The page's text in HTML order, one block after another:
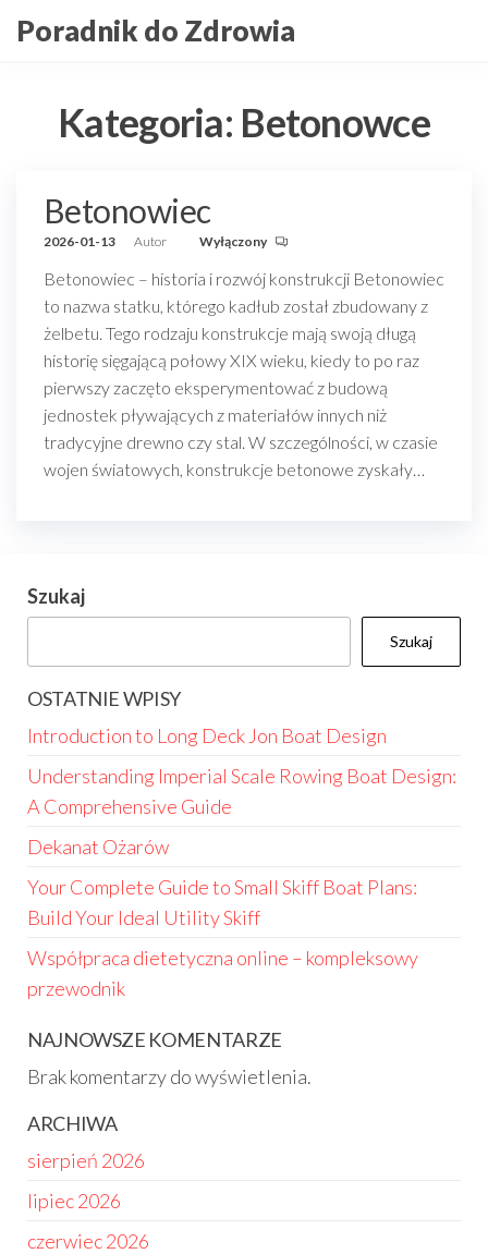
doPoradnik do Zdrowia
Kategoria: Betonowce
Betonowiec
2026-01-13 Autor Wyłączony
Betonowiec – historia i rozwój konstrukcji Betonowiec
to nazwa statku, którego kadłub został zbudowany z
żelbetu. Tego rodzaju konstrukcje mają swoją długą
historię sięgającą połowy XIX wieku, kiedy to po raz
pierwszy zaczęto eksperymentować z budową
jednostek pływających z materiałów innych niż
tradycyjne drewno czy stal. W szczególności, w czasie
wojen światowych, konstrukcje betonowe zyskały…
Szukaj
Szukaj
OSTATNIE WPISY
Introduction to Long Deck Jon Boat Design
Understanding Imperial Scale Rowing Boat Design:
A Comprehensive Guide
Dekanat Ożarów
Your Complete Guide to Small Skiff Boat Plans:
Build Your Ideal Utility Skiff
Współpraca dietetyczna online – kompleksowy
przewodnik
NAJNOWSZE KOMENTARZE
Brak komentarzy do wyświetlenia.
ARCHIWA
sierpień 2026
lipiec 2026
czerwiec 2026